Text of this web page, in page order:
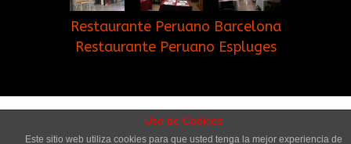
Restaurante Peruano Barcelona
Restaurante Peruano Espluges
Contacto Blog
Uso de Cookies
Este sitio web utiliza cookies para que usted tenga la mejor experiencia de